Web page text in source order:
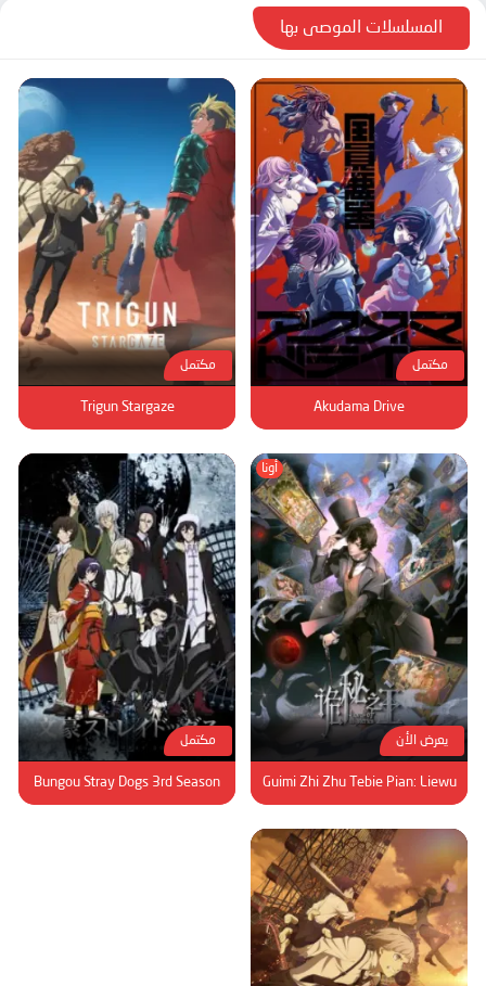
المسلسلات الموصى بها
مكتمل
Akudama Drive
مكتمل
Trigun Stargaze
أونا
يعرض الأن
Guimi Zhi Zhu Tebie Pian: Liewu
مكتمل
Bungou Stray Dogs 3rd Season